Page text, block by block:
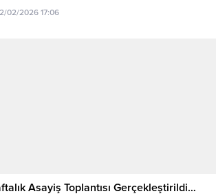
müzik, dans gösterileri, sürpriz ikramlıklar, fotoğraf
sevgi duvarı yer alacak, gökyüzüne balon
02/2026 17:06
Asayiş Toplantısı Gerçekleştirildi…